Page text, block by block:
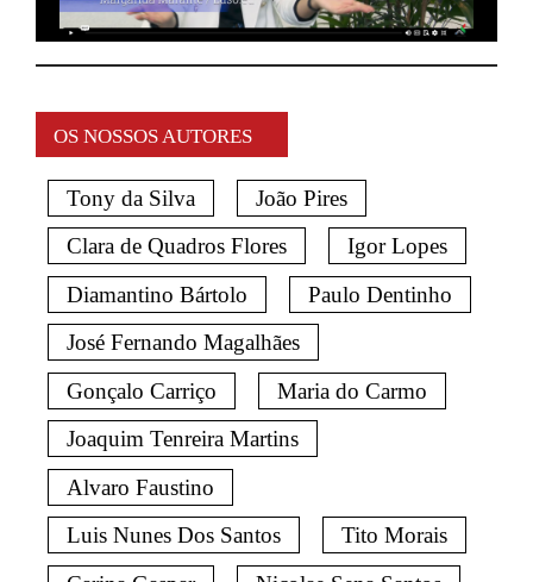
OS NOSSOS AUTORES
Tony da Silva
João Pires
Clara de Quadros Flores
Igor Lopes
Diamantino Bártolo
Paulo Dentinho
José Fernando Magalhães
Gonçalo Carriço
Maria do Carmo
Joaquim Tenreira Martins
Alvaro Faustino
Luis Nunes Dos Santos
Tito Morais